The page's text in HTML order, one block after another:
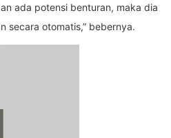
ada potensi benturan, maka dia
secara otomatis,” bebernya.